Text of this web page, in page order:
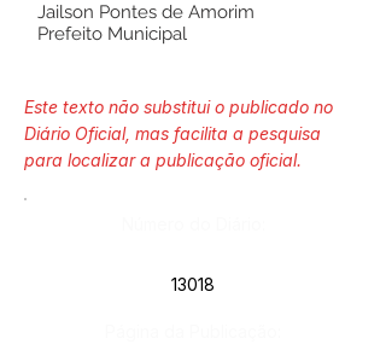
Jailson Pontes de Amorim
Prefeito Municipal
Este texto não substitui o publicado no
Diário Oficial, mas facilita a pesquisa
para localizar a publicação oficial.
13018